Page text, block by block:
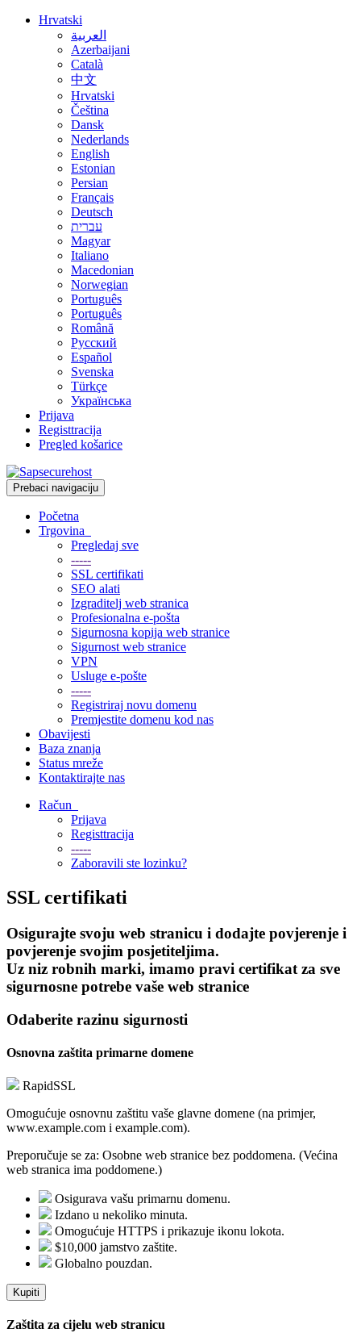
Hrvatski
العربية
Azerbaijani
Català
中文
Hrvatski
Čeština
Dansk
Nederlands
English
Estonian
Persian
Français
Deutsch
עברית
Magyar
Italiano
Macedonian
Norwegian
Português
Português
Română
Русский
Español
Svenska
Türkçe
Українська
Prijava
Registtracija
Pregled košarice
Prebaci navigaciju
Početna
Trgovina
Pregledaj sve
-----
SSL certifikati
SEO alati
Izgraditelj web stranica
Profesionalna e-pošta
Sigurnosna kopija web stranice
Sigurnost web stranice
VPN
Usluge e-pošte
-----
Registriraj novu domenu
Premjestite domenu kod nas
Obavijesti
Baza znanja
Status mreže
Kontaktirajte nas
Račun
Prijava
Registtracija
-----
Zaboravili ste lozinku?
SSL certifikati
Osigurajte svoju web stranicu i dodajte povjerenje i
povjerenje svojim posjetiteljima.
Uz niz robnih marki, imamo pravi certifikat za sve
sigurnosne potrebe vaše web stranice
Odaberite razinu sigurnosti
Osnovna zaštita primarne domene
RapidSSL
Omogućuje osnovnu zaštitu vaše glavne domene (na primjer,
www.example.com i example.com).
Preporučuje se za: Osobne web stranice bez poddomena. (Većina
web stranica ima poddomene.)
Osigurava vašu primarnu domenu.
Izdano u nekoliko minuta.
Omogućuje HTTPS i prikazuje ikonu lokota.
$10,000 jamstvo zaštite.
Globalno pouzdan.
Kupiti
Zaštita za cijelu web stranicu